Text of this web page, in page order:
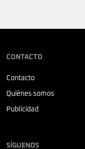
CONTACTO
Contacto
Quiénes somos
Publicidad
SÍGUENOS